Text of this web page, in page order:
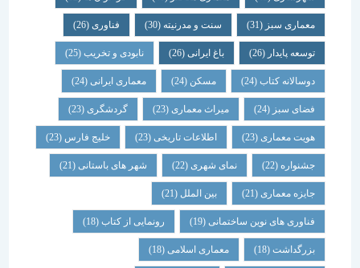
معماری سبز(31) سنت و مدرنیته(30) فناوری (26)
توسعه پایدار(26) باغ ایرانی(26) نابودی و تخریب(25)
دوسالانه کتاب(24) مسکن (24) معماری ایرانی(24)
فضای سبز(24) میراث معماری (23) گردشگری (23)
هویت معماری (23) اطلاعات تاریخی(23) خلیج فارس(23)
جشنواره(22) نمای شهری(22) شهر های باستانی (21)
جایزه معماری (21) بین الملل(21)
فناوری های نوین ساختمانی(19) رونمایی از کتاب (18)
بزرگداشت (18) معماری اسلامی(18)